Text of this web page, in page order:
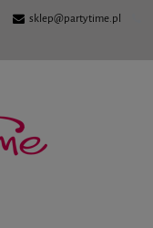
sklep@partytime.pl